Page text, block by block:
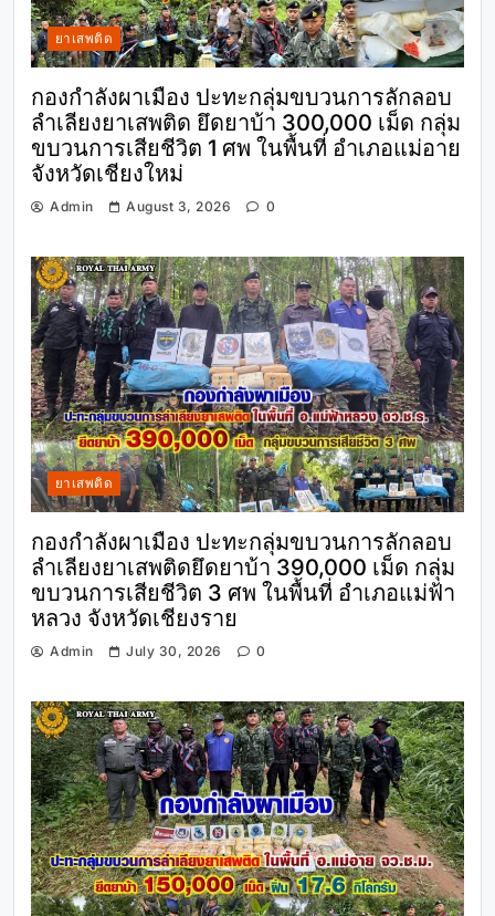
ยาเสพติด
กองกำลังผาเมือง ปะทะกลุ่มขบวนการลักลอบ
ลำเลียงยาเสพติด ยึดยาบ้า 300,000 เม็ด กลุ่ม
ขบวนการเสียชีวิต 1 ศพ ในพื้นที่ อำเภอแม่อาย
จังหวัดเชียงใหม่
Admin August 3, 2026 0
ยาเสพติด
กองกำลังผาเมือง ปะทะกลุ่มขบวนการลักลอบ
ลำเลียงยาเสพติดยึดยาบ้า 390,000 เม็ด กลุ่ม
ขบวนการเสียชีวิต 3 ศพ ในพื้นที่ อำเภอแม่ฟ้า
หลวง จังหวัดเชียงราย
Admin July 30, 2026 0